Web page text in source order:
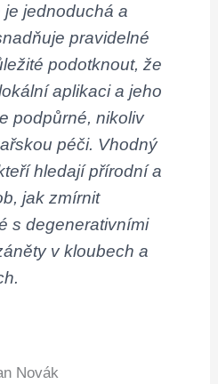
jednoduchá a
pravidelné
podotknout, že
aplikaci a jeho
podpůrné, nikoliv
péči. Vhodný
hledají přírodní a
jak zmírnit
s degenerativními
v kloubech a
Novák